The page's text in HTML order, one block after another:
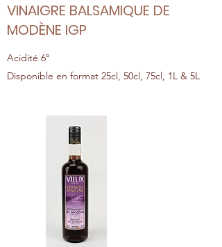
VINAIGRE BALSAMIQUE DE
MODÈNE IGP
Acidité 6°
Disponible en format 25cl, 50cl, 75cl, 1L & 5L